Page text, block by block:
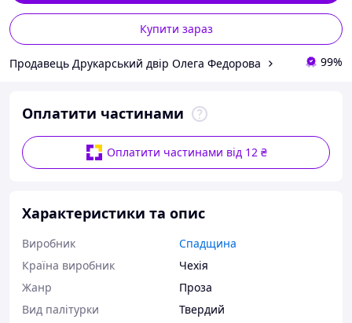
Купити зараз
Продавець Друкарський двір Олега Федорова 99%
Оплатити частинами
Оплатити частинами від 12 ₴
Характеристики та опис
Виробник
Спадщина
Країна виробник
Чехія
Жанр
Проза
Вид палітурки
Твердий